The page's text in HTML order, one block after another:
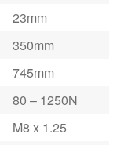
23mm
350mm
745mm
80 – 1250N
M8 x 1.25